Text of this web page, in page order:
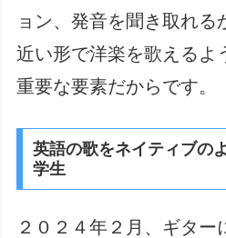
ョン、発音を聞き取れる
近い形で洋楽を歌えるよ
重要な要素だからです。
英語の歌をネイティブの
学生
２０２４年２月、ギター